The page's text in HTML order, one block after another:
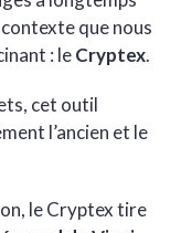
que nous
: leCryptex.
cet outil
l’ancien et le
le Cryptex tire